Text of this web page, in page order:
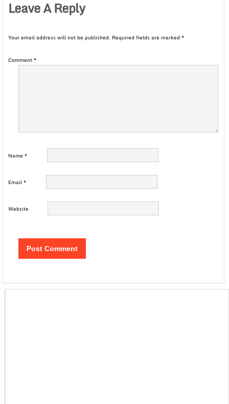
Leave A Reply
Your email address will not be published. Required fields are marked *
Comment*
Name *
Email*
Website